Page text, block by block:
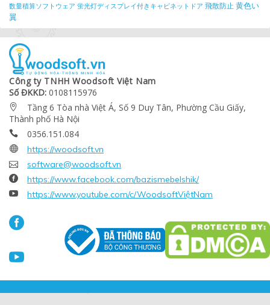
数量積算ソフトウェア 蛍光灯ディスプレイ付きキャビネットドア 飛散防止 黄色い
翼
Công ty TNHH Woodsoft Việt Nam
Số ĐKKD: 0108115976

Tầng 6 Tòa nhà Việt Á, Số 9 Duy Tân, Phường Cầu Giấy,
Thành phố Hà Nội
 0356.151.084
 https://woodsoft.vn
 software@woodsoft.vn
 https://www.facebook.com/bazismebelshik/
 https://www.youtube.com/c/WoodsoftViệtNam

